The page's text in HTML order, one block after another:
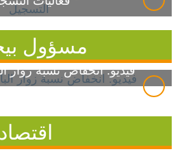
مسؤول
فيديو: انخفاض نسبة زوار
اقتصاد